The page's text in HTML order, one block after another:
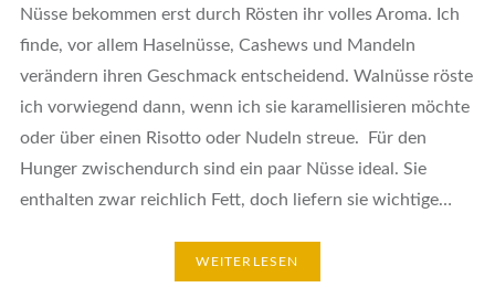
Nüsse bekommen erst durch Rösten ihr volles Aroma. Ich
finde, vor allem Haselnüsse, Cashews und Mandeln
verändern ihren Geschmack entscheidend. Walnüsse röste
ich vorwiegend dann, wenn ich sie karamellisieren möchte
oder über einen Risotto oder Nudeln streue. Für den
Hunger zwischendurch sind ein paar Nüsse ideal. Sie
enthalten zwar reichlich Fett, doch liefern sie wichtige…
WEITERLESEN